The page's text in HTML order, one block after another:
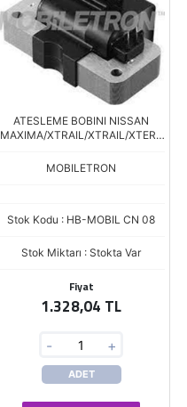
ATESLEME BOBINI NISSAN
MAXIMA/XTRAIL/XTRAIL/XTERR
MOBILETRON
Stok Kodu : HB-MOBIL CN 08
Stok Miktarı : Stokta Var
Fiyat
1.328,04 TL
- +
ADET